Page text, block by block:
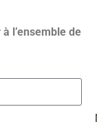
l’ensemble de